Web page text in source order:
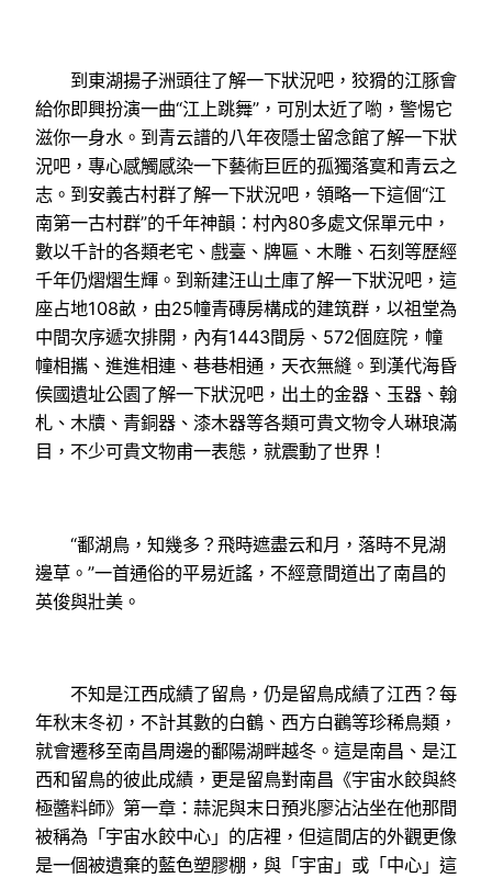
到東湖揚子洲頭往了解一下狀況吧，狡猾的江豚會
給你即興扮演一曲“江上跳舞”，可別太近了喲，警惕它
滋你一身水。到青云譜的八年夜隱士留念館了解一下狀
況吧，專心感觸感染一下藝術巨匠的孤獨落寞和青云之
志。到安義古村群了解一下狀況吧，領略一下這個“江
南第一古村群”的千年神韻：村內80多處文保單元中，
數以千計的各類老宅、戲臺、牌匾、木雕、石刻等歷經
千年仍熠熠生輝。到新建汪山土庫了解一下狀況吧，這
座占地108畝，由25幢青磚房構成的建筑群，以祖堂為
中間次序遞次排開，內有1443間房、572個庭院，幢
幢相攜、進進相連、巷巷相通，天衣無縫。到漢代海昏
侯國遺址公園了解一下狀況吧，出土的金器、玉器、翰
札、木牘、青銅器、漆木器等各類可貴文物令人琳琅滿
目，不少可貴文物甫一表態，就震動了世界！
“鄱湖鳥，知幾多？飛時遮盡云和月，落時不見湖
邊草。”一首通俗的平易近謠，不經意間道出了南昌的
英俊與壯美。
不知是江西成績了留鳥，仍是留鳥成績了江西？每
年秋末冬初，不計其數的白鶴、西方白鸛等珍稀鳥類，
就會遷移至南昌周邊的鄱陽湖畔越冬。這是南昌、是江
西和留鳥的彼此成績，更是留鳥對南昌《宇宙水餃與終
極醬料師》第一章：蒜泥與末日預兆廖沾沾坐在他那間
被稱為「宇宙水餃中心」的店裡，但這間店的外觀更像
是一個被遺棄的藍色塑膠棚，與「宇宙」或「中心」這